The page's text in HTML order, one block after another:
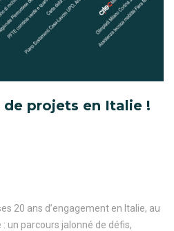
projets en Italie !
20 ans d’engagement en Italie, au
un parcours jalonné de défis,